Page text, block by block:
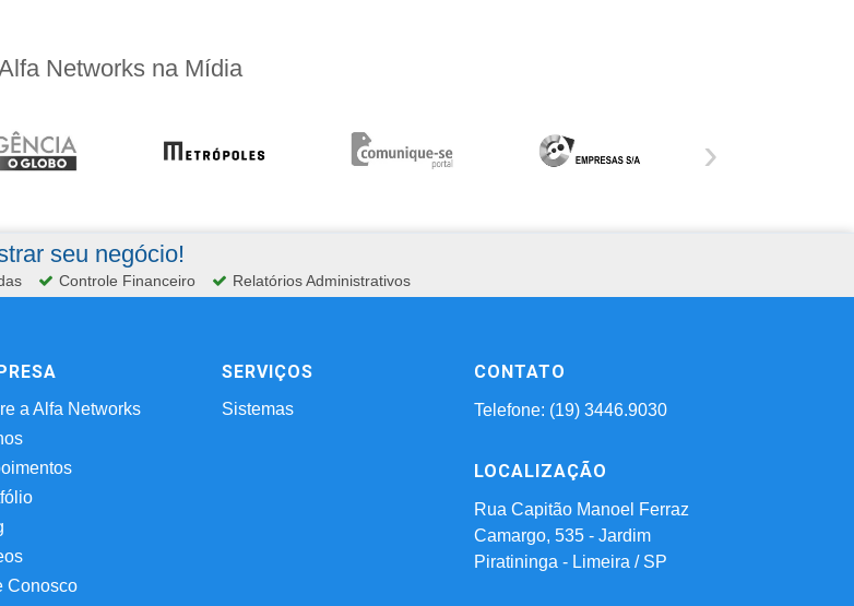
Networks na Mídia
›
seu negócio!
Controle Financeiro Relatórios Administrativos
a Alfa Networks
Conosco
SERVIÇOS
Sistemas
CONTATO
Telefone: (19) 3446.9030
LOCALIZAÇÃO
Rua Capitão Manoel Ferraz
Camargo, 535 - Jardim
Piratininga - Limeira / SP